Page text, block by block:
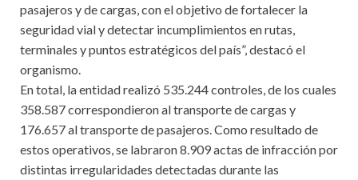
pasajeros y de cargas, con el objetivo de fortalecer la
seguridad vial y detectar incumplimientos en rutas,
terminales y puntos estratégicos del país”, destacó el
organismo.
En total, la entidad realizó 535.244 controles, de los cuales
358.587 correspondieron al transporte de cargas y
176.657 al transporte de pasajeros. Como resultado de
estos operativos, se labraron 8.909 actas de infracción por
distintas irregularidades detectadas durante las